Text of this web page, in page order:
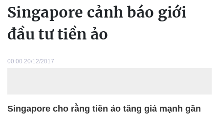
Singapore cảnh báo giới
đầu tư tiền ảo
00:00 20/12/2017
Singapore cho rằng tiền ảo tăng giá mạnh gần